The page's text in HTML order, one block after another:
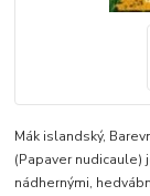
Mák islandský,
(Papaver nudicaule)
nádhernými,